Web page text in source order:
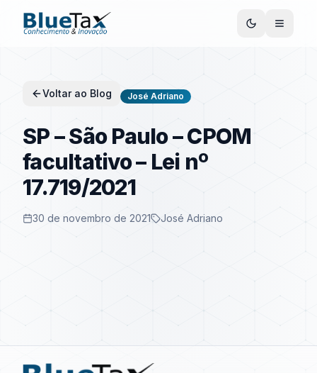
Voltar ao Blog José Adriano
SP – São Paulo – CPOM
facultativo – Lei nº
17.719/2021
30 de novembro de 2021 José Adriano